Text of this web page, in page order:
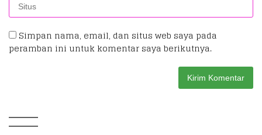
Simpan nama, email, dan situs web saya pada
peramban ini untuk komentar saya berikutnya.